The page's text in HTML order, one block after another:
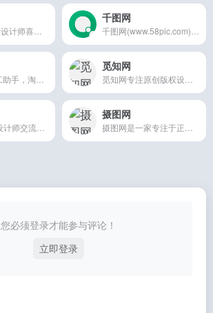
千图网
觅知网
摄图网
您必须登录才能参与评论！
立即登录